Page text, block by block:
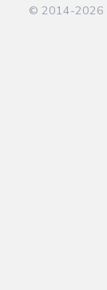
et les
© 2014-2026